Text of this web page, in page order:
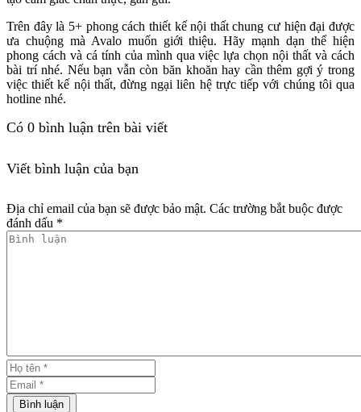
Trên đây là 5+ phong cách thiết kế nội thất chung cư hiện đại được
ưa chuộng mà Avalo muốn giới thiệu. Hãy mạnh dạn thể hiện
phong cách và cá tính của mình qua việc lựa chọn nội thất và cách
bài trí nhé. Nếu bạn vẫn còn băn khoăn hay cần thêm gợi ý trong
việc thiết kế nội thất, đừng ngại liên hệ trực tiếp với chúng tôi qua
hotline nhé.
Có 0 bình luận trên bài viết
Viết bình luận của bạn
Địa chỉ email của bạn sẽ được bảo mật. Các trường bắt buộc được
đánh dấu *